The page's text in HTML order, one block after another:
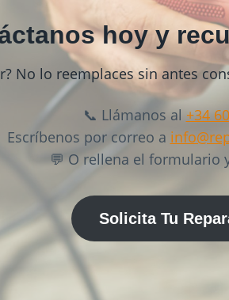
hoy y
No lo reemplaces sin antes
📞 Llámanos al +34
Escríbenos por correo a
💬 O rellena el formulario
Solicita Tu